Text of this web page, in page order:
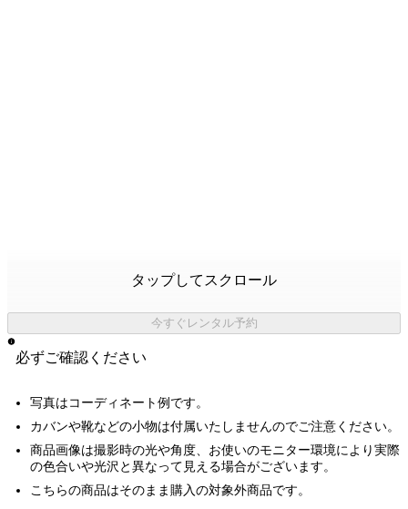
タップしてスクロール
今すぐレンタル予約
必ずご確認ください
写真はコーディネート例です。
カバンや靴などの小物は付属いたしませんのでご注意ください。
商品画像は撮影時の光や角度、お使いのモニター環境により実際
の色合いや光沢と異なって見える場合がございます。
こちらの商品はそのまま購入の対象外商品です。